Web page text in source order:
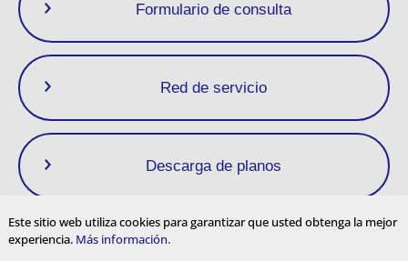
Formulario de consulta
Red de servicio
Descarga de planos
Este sitio web utiliza cookies para garantizar que usted obtenga la mejor
experiencia. Más información.